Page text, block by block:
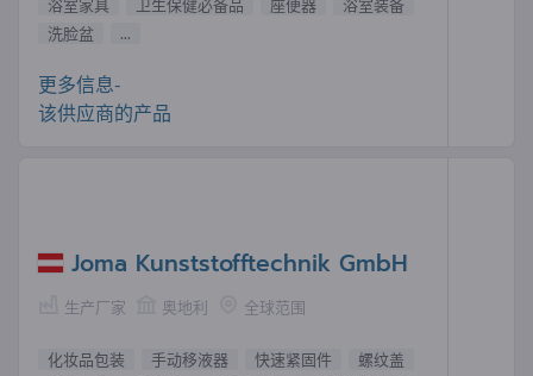
浴室家具
卫生保健必备品 座便器
浴室装备
洗脸盆
...
更多信息-
该供应商的产品
Joma Kunststofftechnik GmbH
生产厂家 奥地利 全球范围
化妆品包装 手动移液器 快速紧固件
螺纹盖